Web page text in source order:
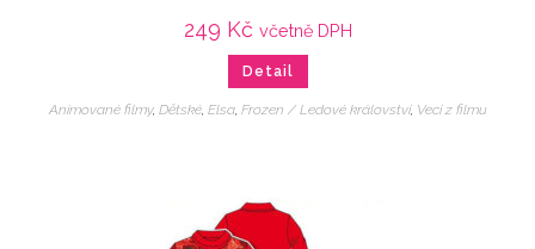
249 Kč včetně DPH
Detail
Animované filmy, Dětské, Elsa, Frozen / Ledové království, Veci z filmu